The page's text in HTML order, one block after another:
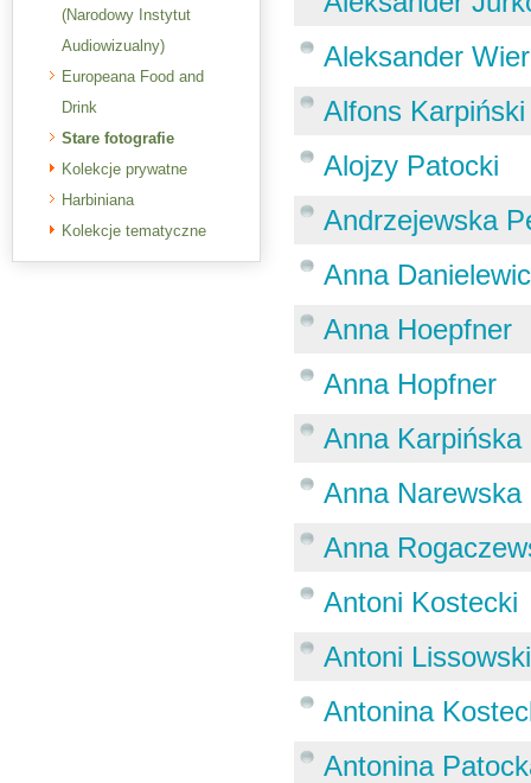
(Narodowy Instytut
Audiowizualny)
Europeana Food and
Drink
Stare fotografie
Kolekcje prywatne
Harbiniana
Kolekcje tematyczne
Aleksander
Alfons Karpiński
Alojzy Patocki
Andrzejewska
Anna
Anna Hoepfner
Anna Hopfner
Anna Karpińska
Anna Narewska
Anna
Antoni Kostecki
Antoni Lissowski
Antonina
Antonina